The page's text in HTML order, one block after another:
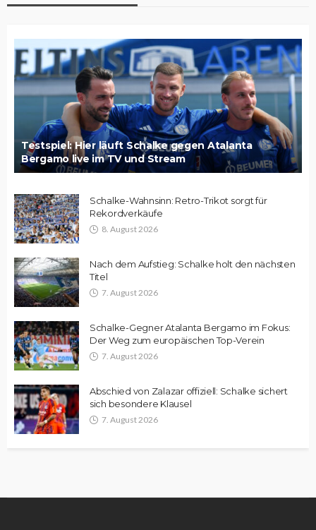
Testspiel: Hier läuft Schalke gegen Atalanta
Bergamo live im TV und Stream
Schalke-Wahnsinn: Retro-Trikot sorgt für
Rekordverkäufe
8. August 2026
Nach dem Aufstieg: Schalke holt den nächsten
Titel
7. August 2026
Schalke-Gegner Atalanta Bergamo im Fokus:
Der Weg zum europäischen Top-Verein
7. August 2026
Abschied von Zalazar offiziell: Schalke sichert
sich besondere Klausel
7. August 2026